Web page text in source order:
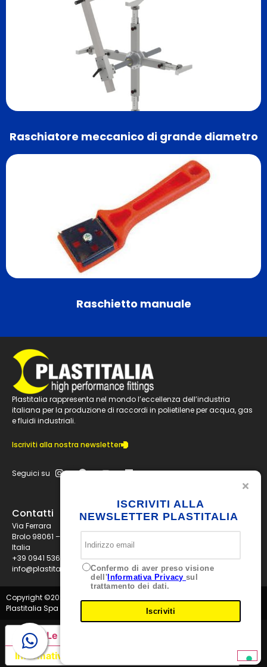
Raschiatore meccanico di grande diametro
Raschietto manuale
Plastitalia rappresenta nel mondo l’eccellenza dell’industria
italiana per la produzione di raccordi in polietilene per acqua, gas
e fluidi industriali.
Iscriviti alla nostra newsletter
Seguici su
Contatti
Via Ferrara
Brolo 98061 – ME
Italia
+39 0941 536311
info@plastitaliaspa.com
Copyright ©2026
Plastitalia Spa - P.I. 01834600833 - Tutti i diritti riservati
ISCRIVITI ALLA
NEWSLETTER PLASTITALIA
Confermo di aver preso visione
dell' Informativa Privacysul
trattamento dei dati.
Iscriviti
Informativa sulla raccolta
Le tue preferenze relative alla privacy